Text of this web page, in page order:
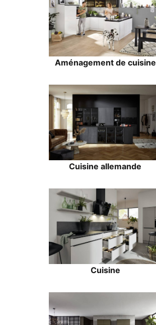
Aménagement de cuisine
Cuisine allemande
Cuisine